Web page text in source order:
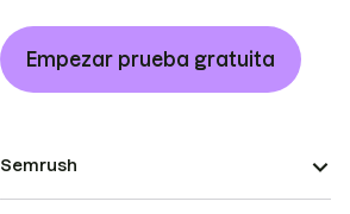
Empezar prueba gratuita
Semrush